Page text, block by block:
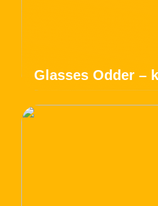
Glasses Odder –